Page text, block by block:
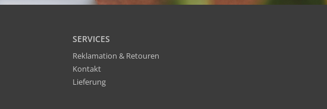
SERVICES
Reklamation & Retouren
Kontakt
Lieferung